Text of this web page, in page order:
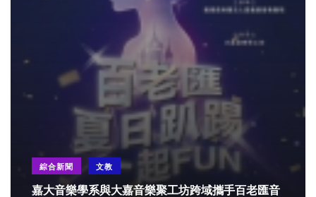
綜合新聞 文教
嘉大音樂學系與大嘉音樂聚工坊跨域攜手百老匯音